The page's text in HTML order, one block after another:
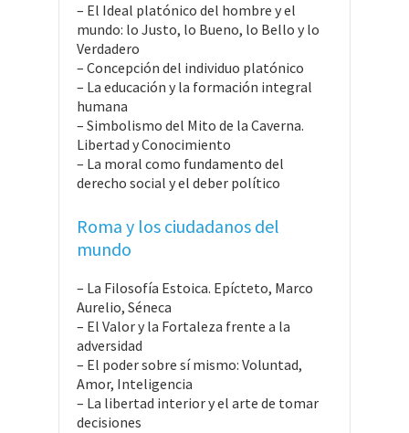
– El Ideal platónico del hombre y el
mundo: lo Justo, lo Bueno, lo Bello y lo
Verdadero
– Concepción del individuo platónico
– La educación y la formación integral
humana
– Simbolismo del Mito de la Caverna.
Libertad y Conocimiento
– La moral como fundamento del
derecho social y el deber político
Roma y los ciudadanos del
mundo
– La Filosofía Estoica. Epícteto, Marco
Aurelio, Séneca
– El Valor y la Fortaleza frente a la
adversidad
– El poder sobre sí mismo: Voluntad,
Amor, Inteligencia
– La libertad interior y el arte de tomar
decisiones